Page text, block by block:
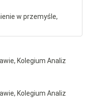
w przemyśle,
Kolegium Analiz
Kolegium Analiz